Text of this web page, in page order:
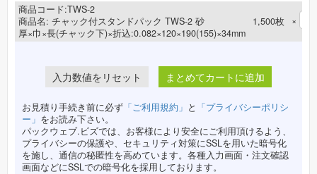
商品コード:TWS-2
商品名: チャック付スタンドパック TWS-2 砂
厚×巾×長(チャック下)×折込:0.082×120×190(155)×34mm
1,500枚 ×
まとめてカートに追加
お見積り手続き前に必ず 「ご利用規約」 と 「プライバシーポリシ
ー」 をお読み下さい。
パックウェブ.ビズでは、お客様により安全にご利用頂けるよう、
プライバシーの保護や、セキュリティ対策にSSLを用いた暗号化
を施し、通信の秘匿性を高めています。各種入力画面・注文確認
画面などにSSLでの暗号化を採用しております。